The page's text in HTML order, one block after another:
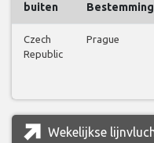
buiten Bestemming
Czech
Republic
Prague
Wekelijkse